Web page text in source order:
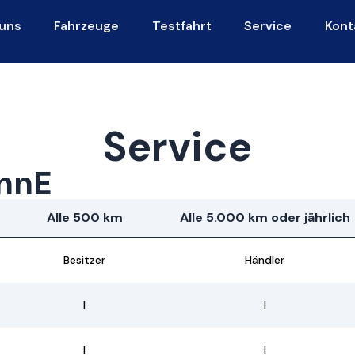
Fahrzeuge Testfahrt Service
Service
Alle 500 km Alle 5.000 km oder jährlich
Besitzer Händler
I I
I I